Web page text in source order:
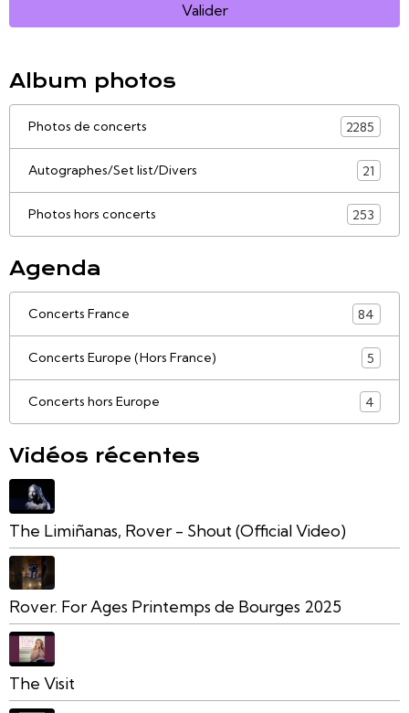
Valider
Album photos
Photos de concerts 2285
Autographes/Set list/Divers 21
Photos hors concerts 253
Agenda
Concerts France 84
Concerts Europe (Hors France) 5
Concerts hors Europe 4
Vidéos récentes
The Limiñanas, Rover - Shout (Official Video)
Rover. For Ages Printemps de Bourges 2025
The Visit